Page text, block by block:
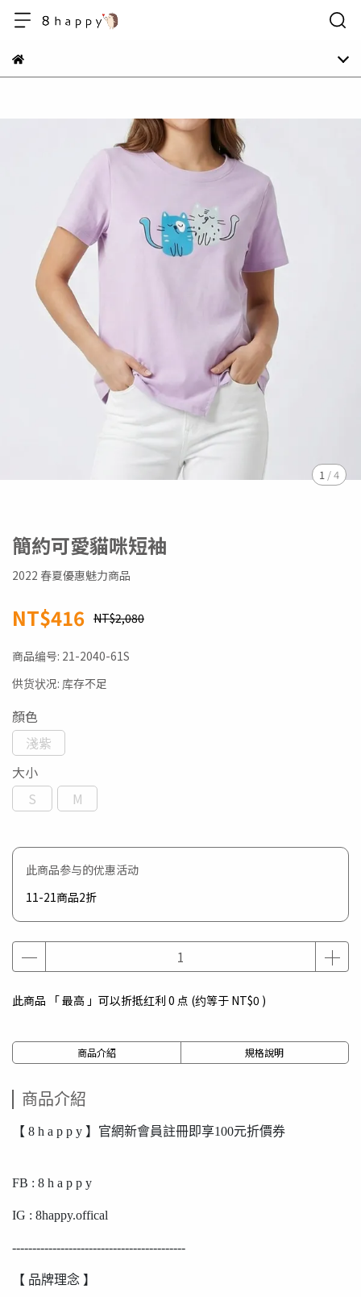
1 /4
簡約可愛貓咪短袖
2022 春夏優惠魅力商品
NT$416 NT$2,080
商品编号: 21-2040-61S
供货状况: 库存不足
顏色
淺紫
大小
S
M
此商品参与的优惠活动
11-21商品2折
此商品 「 最高 」可以折抵红利 0 点 (约等于 NT$0 )
商品介紹 規格說明
商品介紹
【 8 h a p p y 】官網新會員註冊即享100元折價券
FB : 8 h a p p y
IG : 8happy.offical
-------------------------------------------
【 品牌理念 】